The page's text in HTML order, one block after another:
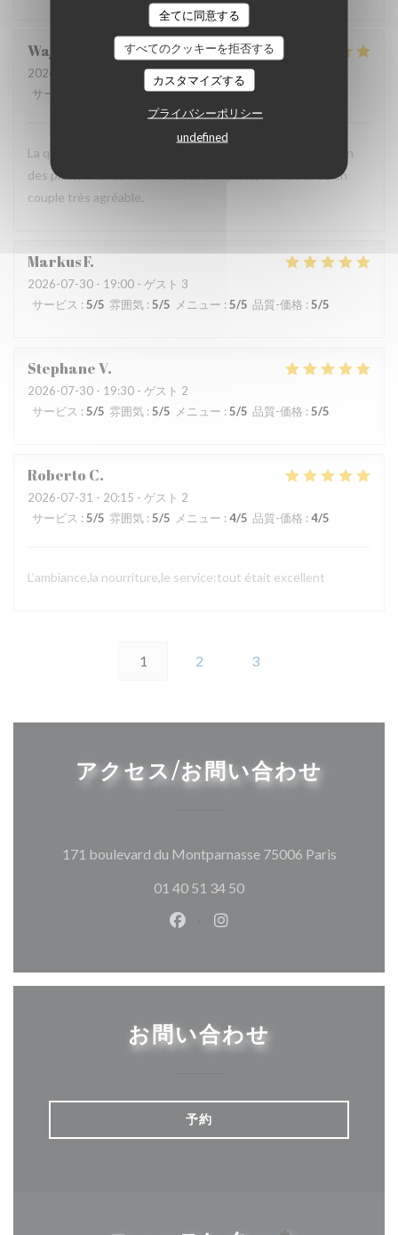
全てに同意する
すべてのクッキーを拒否する
カスタマイズする
プライバシーポリシー
undefined
Wajdi
2026-08-01
- 19:00 - ゲスト 2
サービス
:5/5 メニュー:5/5 品質-価格
La qualité du service, l’amabilité de l’accueil, la présentation
des plats, la carte des vins, très complète,… Une soirée en
couple très agréable.
MarkusF
2026-07-30 - 19:00 - ゲスト 3
サービス : 5/5 雰囲気 : 5/5 メニュー : 5/5 品質-価格 : 5/5
StephaneV
2026-07-30 - 19:30 - ゲスト 2
サービス :5/5 雰囲気 : 5/5 メニュー : 5/5 品質-価格 :5/5
Roberto C
2026-07-31 - 20:15 - ゲスト 2
サービス : 5/5 雰囲気 : 5/5 メニュー : 4/5 品質-価格 : 4/5
L’ambiance,la nourriture,le service:tout était excellent
1 2 3
アクセス/お問い合わせ
171 boulevard du Montparnasse 75006 Paris((新しい
01 40 51 34 50
Facebook ((新しいウィンドウ
Instagram ((新しいウィ
お問い合わせ
予約